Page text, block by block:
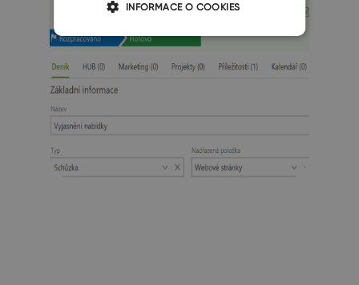
INFORMACE O COOKIES